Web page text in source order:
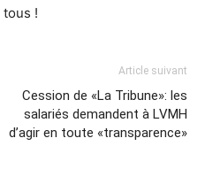
tous !
Article suivant
Cession de «La Tribune»: les
salariés demandent à LVMH
d’agir en toute «transparence»